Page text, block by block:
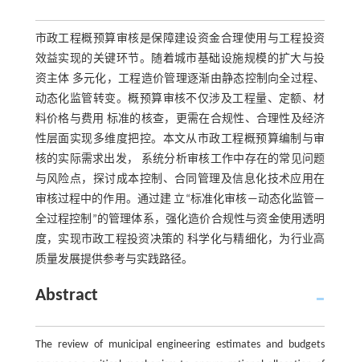
市政工程概预算审核是保障建设资金合理使用与工程投资
效益实现的关键环节。随着城市基础设施规模的扩大与投
资主体 多元化，工程造价管理逐渐由静态控制向全过程、
动态化监管转变。概预算审核不仅涉及工程量、定额、材
料价格与费用 标准的核查，更需在合规性、合理性及经济
性层面实现多维度把控。本文从市政工程概预算编制与审
核的实际需求出发， 系统分析审核工作中存在的常见问题
与风险点，探讨成本控制、合同管理及信息化技术应用在
审核过程中的作用。通过建 立“标准化审核—动态化监管—
全过程控制”的管理体系，强化造价合规性与资金使用透明
度，实现市政工程投资决策的 科学化与精细化，为行业高
质量发展提供参考与实践路径。
Abstract
The review of municipal engineering estimates and budgets